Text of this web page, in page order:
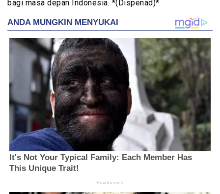
bagi masa depan Indonesia. *(Dispenad)*